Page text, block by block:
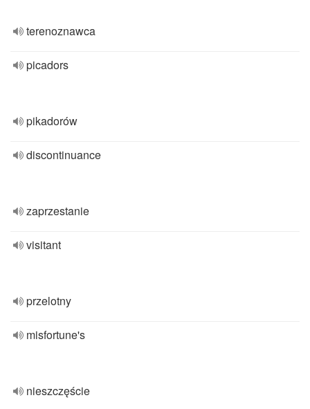
terenoznawca
picadors
pikadorów
discontinuance
zaprzestanie
visitant
przelotny
misfortune's
nieszczęście